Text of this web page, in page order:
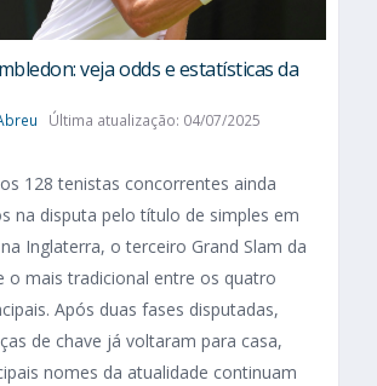
veja odds e estatísticas da
Última atualização: 04/07/2025
128 tenistas concorrentes ainda
na disputa pelo título de simples em
Inglaterra, o terceiro Grand Slam da
o mais tradicional entre os quatro
Após duas fases disputadas,
de chave já voltaram para casa,
nomes da atualidade continuam